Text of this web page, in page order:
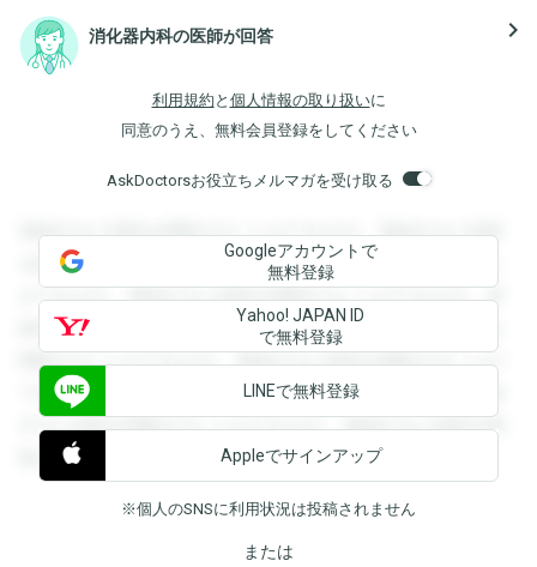
消化器内科の医師が回答 navigate_next
利用規約 と 個人情報の取り扱いに
同意のうえ、無料会員登録をしてください
AskDoctorsお役立ちメルマガを受け取る
登録すると回答を閲覧することができます。登録すると回答
を閲覧することができます。登録すると回答を閲覧すること
ができます。登録すると回答を閲覧することができます。登
録すると回答を閲覧することができます。登録すると回答を
閲覧することができます。登録すると回答を閲覧することが
できます。登録すると回答を閲覧することができます。登録
すると回答を閲覧することができます。登録すると回答を閲
覧することができます。
Googleアカウントで
無料登録
Yahoo! JAPAN ID
で無料登録
LINEで無料登録
Appleでサインアップ
※個人のSNSに利用状況は投稿されません
または